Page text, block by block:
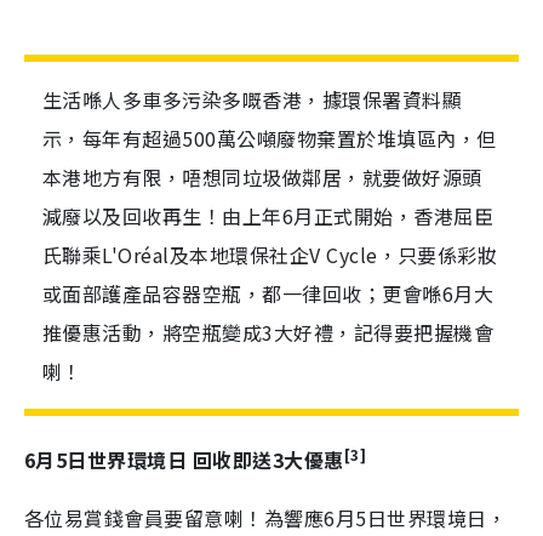
生活喺人多車多污染多嘅香港，據環保署資料顯
示，每年有超過500萬公噸廢物棄置於堆填區內，但
本港地方有限，唔想同垃圾做鄰居，就要做好源頭
減廢以及回收再生！由上年6月正式開始，香港屈臣
氏聯乘L'Oréal及本地環保社企V Cycle，只要係彩妝
或面部護產品容器空瓶，都一律回收；更會喺6月大
推優惠活動，將空瓶變成3大好禮，記得要把握機會
喇！
6月5日世界環境日 回收即送3大優惠[3]
各位易賞錢會員要留意喇！為響應6月5日世界環境日，